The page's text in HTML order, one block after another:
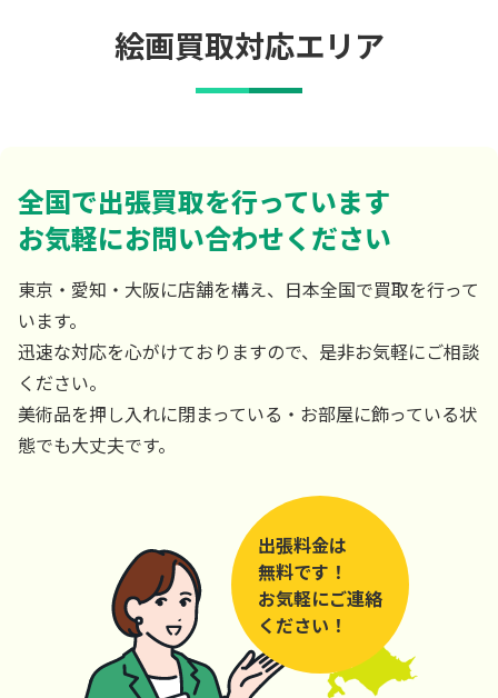
絵画買取対応エリア
全国で出張買取を行っています
お気軽にお問い合わせください
東京・愛知・大阪に店舗を構え、日本全国で買取を行って
います。
迅速な対応を心がけておりますので、是非お気軽にご相談
ください。
美術品を押し入れに閉まっている・お部屋に飾っている状
態でも大丈夫です。
出張料金は
無料です！
お気軽にご連絡
ください！